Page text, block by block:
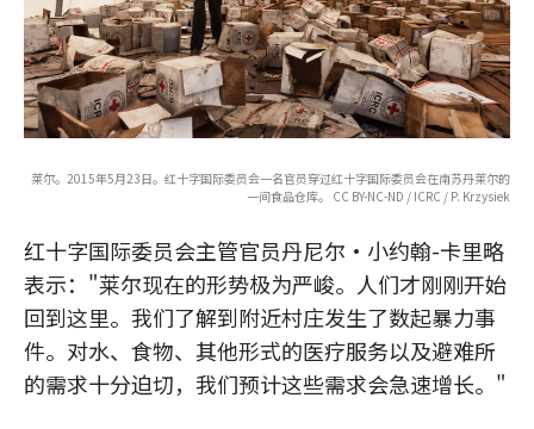
莱尔。2015年5月23日。红十字国际委员会一名官员穿过红十字国际委员会在南苏丹莱尔的
一间食品仓库。 CC BY-NC-ND / ICRC / P. Krzysiek
红十字国际委员会主管官员丹尼尔·小约翰-卡里略
表示："莱尔现在的形势极为严峻。人们才刚刚开始
回到这里。我们了解到附近村庄发生了数起暴力事
件。对水、食物、其他形式的医疗服务以及避难所
的需求十分迫切，我们预计这些需求会急速增长。"